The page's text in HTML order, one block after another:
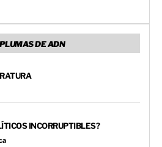
DE ADN
INCORRUPTIBLES?